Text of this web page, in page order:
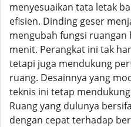
menyesuaikan tata letak
efisien. Dinding geser
mengubah fungsi
menit. Perangkat ini tak
tetapi juga mendukung
ruang. Desainnya yang
teknis ini tetap
Ruang yang dulunya
dengan cepat terhadap